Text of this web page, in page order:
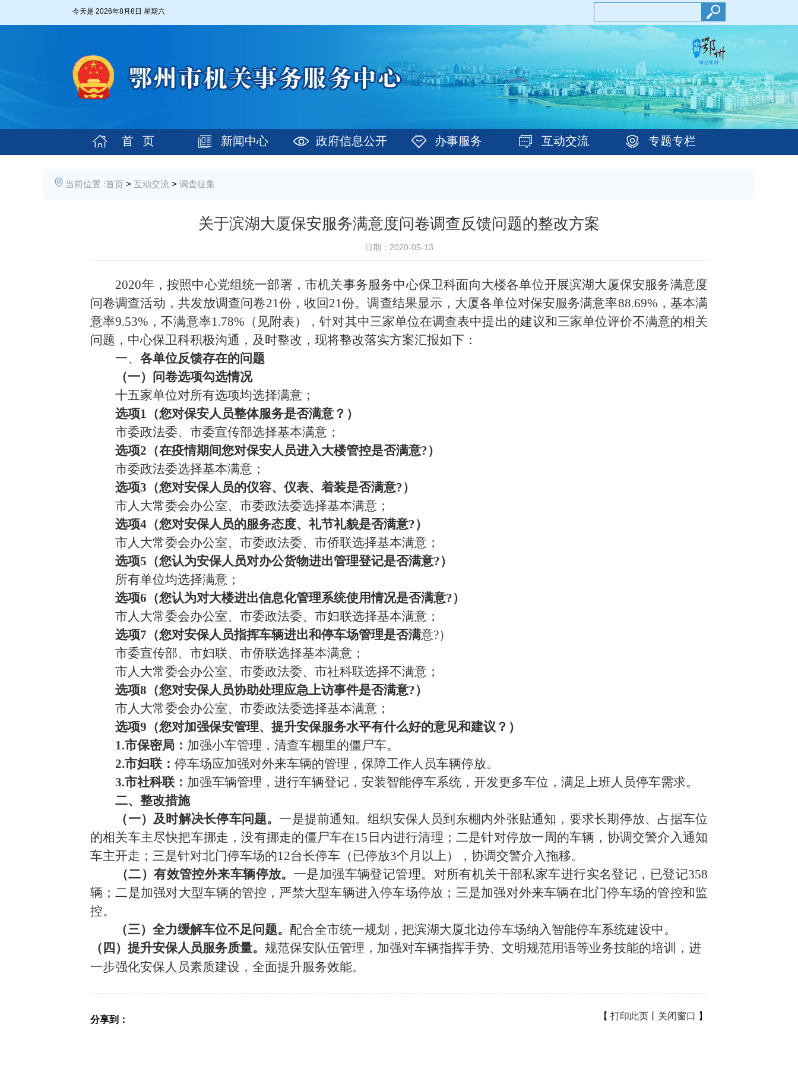
今天是 2026年8月8日 星期六
首 页 新闻中心 政府信息公开 办事服务 互动交流 专题专栏
当前位置 :首页 > 互动交流 > 调查征集
关于滨湖大厦保安服务满意度问卷调查反馈问题的整改方案
日期：2020-05-13
2020年，按照中心党组统一部署，市机关事务服务中心保卫科面向大楼各单位开展滨湖大厦保安服务满意度
问卷调查活动，共发放调查问卷21份，收回21份。调查结果显示，大厦各单位对保安服务满意率88.69%，基本满
意率9.53%，不满意率1.78%（见附表），针对其中三家单位在调查表中提出的建议和三家单位评价不满意的相关
问题，中心保卫科积极沟通，及时整改，现将整改落实方案汇报如下：
一、 各单位反馈存在的问题
（一）问卷选项勾选情况
十五家单位对所有选项均选择满意；
选项1（您对保安人员整体服务是否满意？）
市委政法委、市委宣传部选择基本满意；
选项2（在疫情期间您对保安人员进入大楼管控是否满意?）
市委政法委选择基本满意；
选项3（您对安保人员的仪容、仪表、着装是否满意?）
市人大常委会办公室、市委政法委选择基本满意；
选项4（您对安保人员的服务态度、礼节礼貌是否满意?）
市人大常委会办公室、市委政法委、市侨联选择基本满意；
选项5（您认为安保人员对办公货物进出管理登记是否满意?）
所有单位均选择满意；
选项6（您认为对大楼进出信息化管理系统使用情况是否满意?）
市人大常委会办公室、市委政法委、市妇联选择基本满意；
选项7（您对安保人员指挥车辆进出和停车场管理是否满意?）
市委宣传部、市妇联、市侨联选择基本满意；
市人大常委会办公室、市委政法委、市社科联选择不满意；
选项8（您对安保人员协助处理应急上访事件是否满意?）
市人大常委会办公室、市委政法委选择基本满意；
选项9（您对加强保安管理、提升安保服务水平有什么好的意见和建议？）
1.市保密局： 加强小车管理，清查车棚里的僵尸车。
2.市妇联： 停车场应加强对外来车辆的管理，保障工作人员车辆停放。
3.市社科联： 加强车辆管理，进行车辆登记，安装智能停车系统，开发更多车位，满足上班人员停车需求。
二、整改措施
（一）及时解决长停车问题。 一是提前通知。组织安保人员到东棚内外张贴通知，要求长期停放、占据车位
的相关车主尽快把车挪走，没有挪走的僵尸车在15日内进行清理；二是针对停放一周的车辆，协调交警介入通知
车主开走；三是针对北门停车场的12台长停车（已停放3个月以上），协调交警介入拖移。
（二）有效管控外来车辆停放。 一是加强车辆登记管理。对所有机关干部私家车进行实名登记，已登记358
辆；二是加强对大型车辆的管控，严禁大型车辆进入停车场停放；三是加强对外来车辆在北门停车场的管控和监
控。
（三）全力缓解车位不足问题。 配合全市统一规划，把滨湖大厦北边停车场纳入智能停车系统建设中。
（四）提升安保人员服务质量。 规范保安队伍管理，加强对车辆指挥手势、文明规范用语等业务技能的培训，进
一步强化安保人员素质建设，全面提升服务效能。
分享到： 【 打印此页 关闭窗口 】